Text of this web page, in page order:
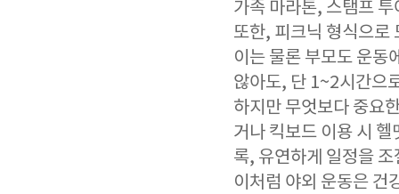
가족 마라톤, 스탬프
또한, 피크닉 형식으로
이는 물론 부모도 운동
않아도, 단 1~2시간으
하지만 무엇보다 중요
거나 킥보드 이용 시
록, 유연하게 일정을
이처럼 야외 운동은 건